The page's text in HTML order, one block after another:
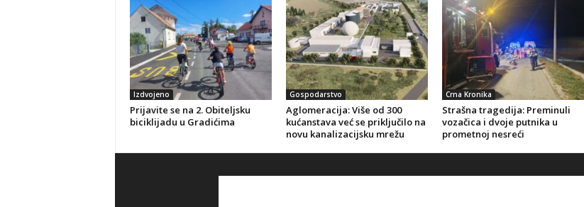
Izdvojeno
Prijavite se na 2. Obiteljsku
biciklijadu u Gradićima
Gospodarstvo
Aglomeracija: Više od 300
kućanstava već se priključilo na
novu kanalizacijsku mrežu
Crna Kronika
Strašna tragedija: Preminuli
vozačica i dvoje putnika u
prometnoj nesreći